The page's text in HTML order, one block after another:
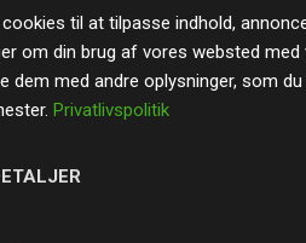
for
200% af
.
til at tilpasse indhold,
om din brug af vores websted
dem med andre oplysninger, som
Privatlivspolitik